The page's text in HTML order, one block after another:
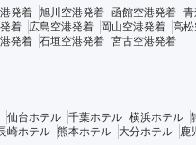
発着 旭川空港発着 函館空港発着
着 広島空港発着 岡山空港発着 高
発着 石垣空港発着 宮古空港発着
仙台ホテル 千葉ホテル 横浜ホテル
崎ホテル 熊本ホテル 大分ホテル 鹿